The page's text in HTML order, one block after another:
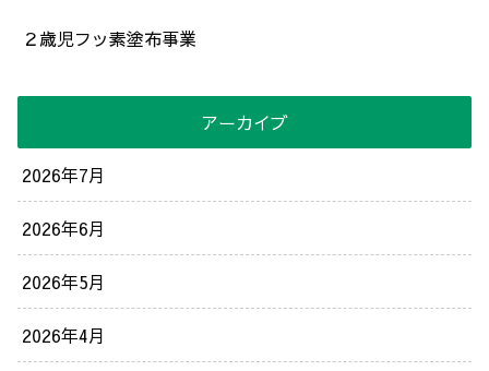
２歳児フッ素塗布事業
アーカイブ
2026年7月
2026年6月
2026年5月
2026年4月